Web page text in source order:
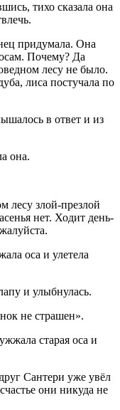
тихо сказала она
придумала. Она
Почему? Да
лесу не было.
лиса постучала по
в ответ и из
она.
лесу злой-презлой
нет. Ходит день-
оса и улетела
и улыбнулась.
не страшен».
старая оса и
Сантери уже увёл
они никуда не